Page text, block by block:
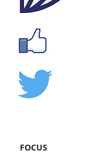
FOCUS